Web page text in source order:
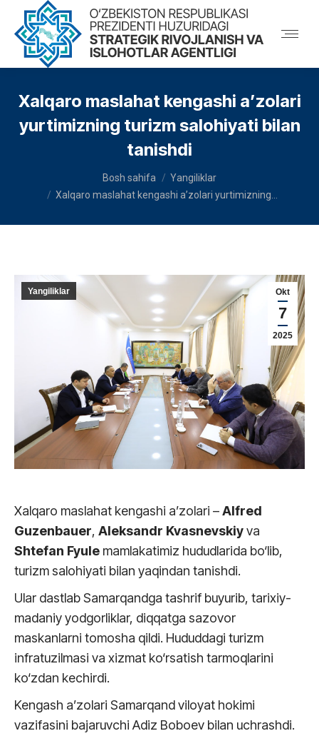
Xalqaro maslahat kengashi a’zolari
yurtimizning turizm salohiyati bilan
tanishdi
Bosh sahifa
Yangiliklar
Xalqaro maslahat kengashi a’zolari yurtimizning…
Okt
7
2025
Yangiliklar
Xalqaro maslahat kengashi a’zolari –Alfred
Guzenbauer, Aleksandr Kvasnevskiyva
Shtefan Fyule mamlakatimiz hududlarida bo‘lib,
turizm salohiyati bilan yaqindan tanishdi.
Ular dastlab Samarqandga tashrif buyurib, tarixiy-
madaniy yodgorliklar, diqqatga sazovor
maskanlarni tomosha qildi. Hududdagi turizm
infratuzilmasi va xizmat ko‘rsatish tarmoqlarini
ko‘zdan kechirdi.
Kengash a’zolari Samarqand viloyat hokimi
vazifasini bajaruvchi Adiz Boboev bilan uchrashdi.